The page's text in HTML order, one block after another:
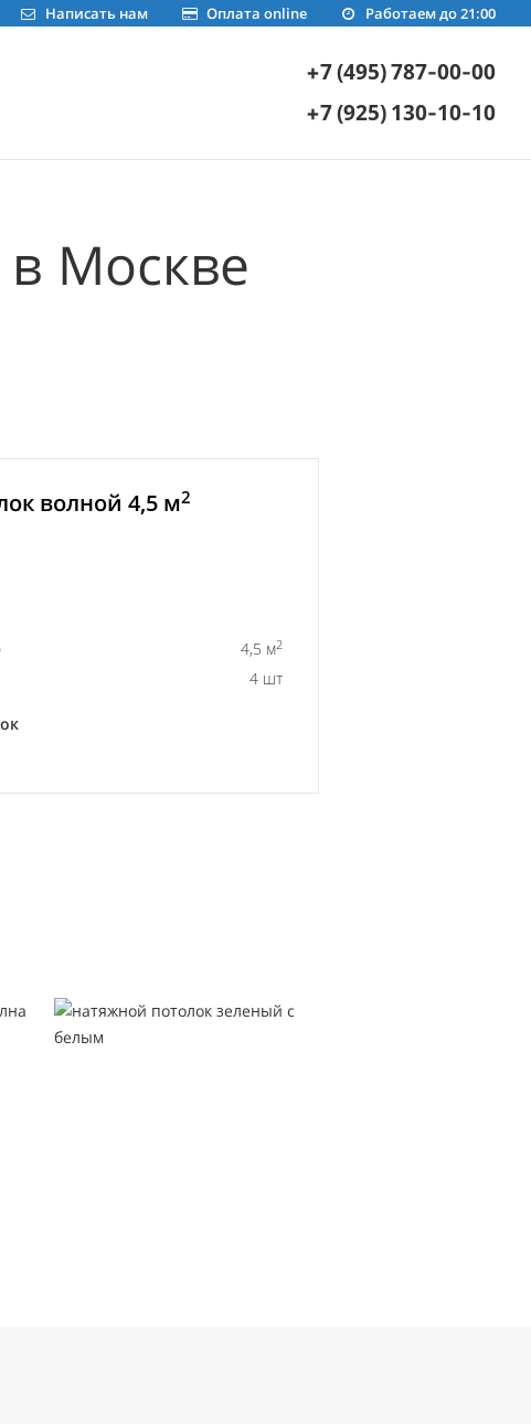
Работаем до 21:00
Оплата online
Написать нам
+7 (495) 787-00-00
+7 (925) 130-10-10
Москве
волной 4,5 м2
4,5 м2
4 шт